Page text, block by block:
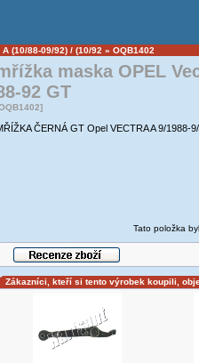
A (10/88-09/92) / (10/92 » OQB1402
maska OPEL
92 GT
ČERNÁ GT Opel VECTRA A 9/1988-
Tato položka
Zákazníci, kteří si tento výrobek koupili,